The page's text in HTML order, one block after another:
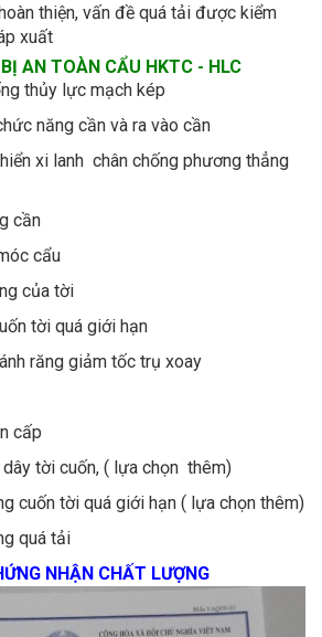
thiện, vấn đề quá tải được kiểm
xuất
AN TOÀN CẨU HKTC - HLC
thủy lực mạch kép
năng cần và ra vào cần
xi lanh chân chống phương thẳng
cần
cẩu
của tời
tời quá giới hạn
răng giảm tốc trụ xoay
cấp
tời cuốn, ( lựa chọn thêm)
cuốn tời quá giới hạn ( lựa chọn thêm)
quá tải
NHẬN CHẤT LƯỢNG